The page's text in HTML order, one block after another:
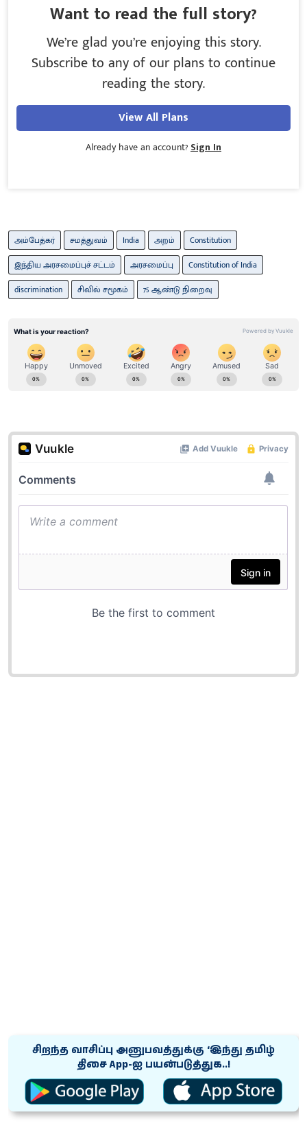
Want to read the full story?
We’re glad you’re enjoying this story.
Subscribe to any of our plans to continue
reading the story.
View All Plans
Already have an account?Sign In
அம்பேத்கர் சமத்துவம் India அறம்
Constitution
இந்திய அரசமைப்புச் சட்டம்
அரசமைப்பு
Constitution of India
discrimination
சிவில் சமூகம் 75 ஆண்டு நிறைவு
சிறந்த வாசிப்பு அனுபவத்துக்கு ‘இந்து தமிழ்
திசை App-ஐ பயன்படுத்துக..!